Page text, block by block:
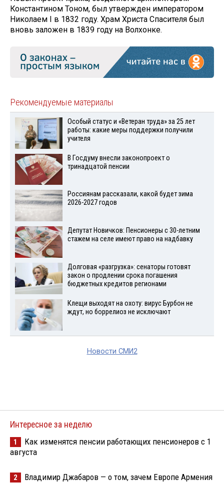
Константином Тоном, был утвержден императором
Николаем I в 1832 году. Храм Христа Спасителя был
вновь заложен в 1839 году на Волхонке.
Рекомендуемые материалы
Особый статус и «Ветеран труда» за 25 лет
работы: какие меры поддержки получили
учителя
В Госдуму внесли законопроект о
тринадцатой пенсии
Россиянам рассказали, какой будет зима
2026-2027 годов
Депутат Новичков: Пенсионеры с 30-летним
стажем на селе имеют право на надбавку
Долговая «разгрузка»: сенаторы готовят
закон о продлении срока погашения
бюджетных кредитов регионами
Клещи выходят на охоту: вирус Бурбон не
ждут, но боррелиоз не исключают
Новости СМИ2
Интересное за неделю
1
Как изменятся пенсии работающих пенсионеров с 1
августа
2 Владимир Джабаров — о том, зачем Европе Армения